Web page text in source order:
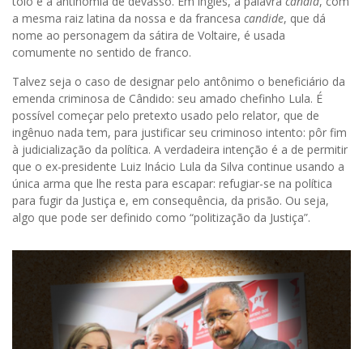
a mesma raiz latina da nossa e da francesa candide, que dá
nome ao personagem da sátira de Voltaire, é usada
comumente no sentido de franco.
Talvez seja o caso de designar pelo antônimo o beneficiário da
emenda criminosa de Cândido: seu amado chefinho Lula. É
possível começar pelo pretexto usado pelo relator, que de
ingênuo nada tem, para justificar seu criminoso intento: pôr fim
à judicialização da política. A verdadeira intenção é a de permitir
que o ex-presidente Luiz Inácio Lula da Silva continue usando a
única arma que lhe resta para escapar: refugiar-se na política
para fugir da Justiça e, em consequência, da prisão. Ou seja,
algo que pode ser definido como “politização da Justiça”.